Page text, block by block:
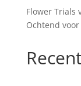
Flower Trials
Ochtend